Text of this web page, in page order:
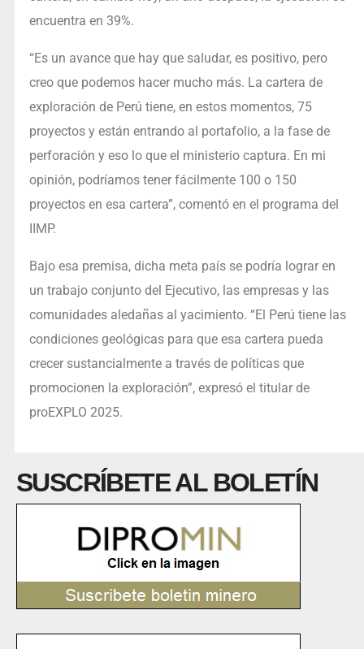
encuentra en 39%.
“Es un avance que hay que saludar, es positivo, pero
creo que podemos hacer mucho más. La cartera de
exploración de Perú tiene, en estos momentos, 75
proyectos y están entrando al portafolio, a la fase de
perforación y eso lo que el ministerio captura. En mi
opinión, podríamos tener fácilmente 100 o 150
proyectos en esa cartera”, comentó en el programa del
IIMP.
Bajo esa premisa, dicha meta país se podría lograr en
un trabajo conjunto del Ejecutivo, las empresas y las
comunidades aledañas al yacimiento. “El Perú tiene las
condiciones geológicas para que esa cartera pueda
crecer sustancialmente a través de políticas que
promocionen la exploración”, expresó el titular de
proEXPLO 2025.
SUSCRÍBETE AL BOLETÍN